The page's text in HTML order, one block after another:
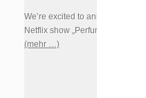
We’re excited to announce the
Netflix show „Perfume“ (WT,
(mehr …)